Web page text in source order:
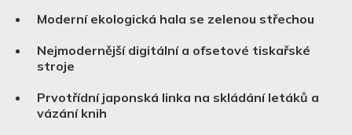
Moderní ekologická hala se zelenou střechou
Nejmodernější digitální a ofsetové tiskařské
stroje
Prvotřídní japonská linka na skládání letáků a
vázání knih